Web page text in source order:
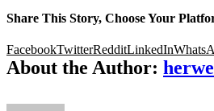
Share This Story, Choose Your
FacebookTwitterRedditLinkedIn
About the Author: